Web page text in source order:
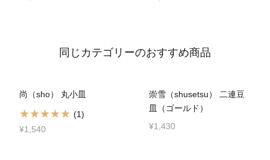
同じカテゴリーのおすすめ商品
尚（sho） 丸小皿
(1)
¥1,540
崇雪（shusetsu） 二連豆
皿（ゴールド）
¥1,430